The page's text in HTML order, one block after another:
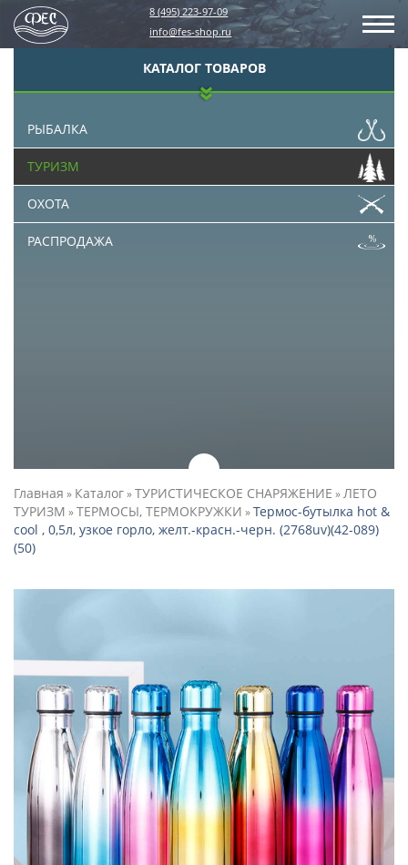
8 (495) 223-97-09
info@fes-shop.ru
КАТАЛОГ ТОВАРОВ
РЫБАЛКА
ТУРИЗМ
ОХОТА
РАСПРОДАЖА
Главная » Каталог»ТУРИСТИЧЕСКОЕ СНАРЯЖЕНИЕ »ЛЕТО
ТУРИЗМ »ТЕРМОСЫ, ТЕРМОКРУЖКИ »Термос-бутылка hot &
cool , 0,5л, узкое горло, желт.-красн.-черн. (2768uv)(42-089)
(50)